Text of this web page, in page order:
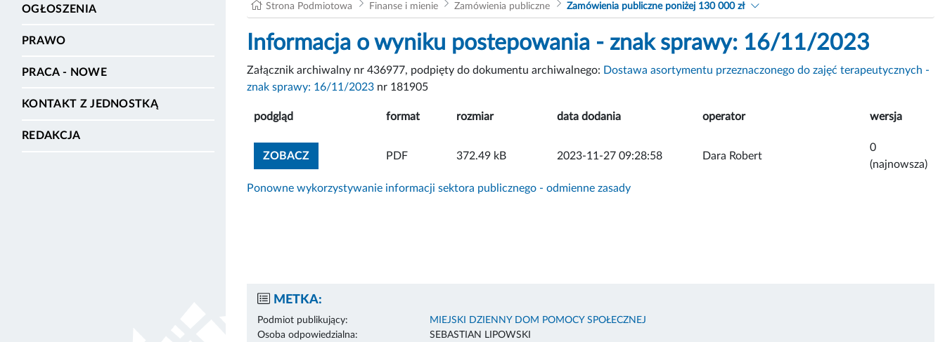
OGŁOSZENIA
PRAWO
PRACA - NOWE
KONTAKT Z JEDNOSTKĄ
REDAKCJA
Strona Podmiotowa Finanse i mienie Zamówienia publiczne Zamówienia publiczne poniżej 130 000 zł
Informacja o wyniku postepowania - znak sprawy: 16/11/2023
Załącznik archiwalny nr 436977, podpięty do dokumentu archiwalnego: Dostawa asortymentu przeznaczonego do zajęć terapeutycznych -
znak sprawy: 16/11/2023 nr 181905
podgląd format rozmiar data dodania operator wersja
ZOBACZZOBACZ ZAŁĄCZNIK
PDF 372.49 kB 2023-11-27 09:28:58 Dara Robert
0
(najnowsza)
Ponowne wykorzystywanie informacji sektora publicznego - odmienne zasady
METKA:
Podmiot publikujący:
MIEJSKI DZIENNY DOM POMOCY SPOŁECZNEJ
Osoba odpowiedzialna:
SEBASTIAN LIPOWSKI